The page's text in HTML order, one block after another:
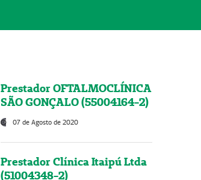
Prestador OFTALMOCLÍNICA
SÃO GONÇALO (55004164-2)
07 de Agosto de 2020
Prestador Clínica Itaipú Ltda
(51004348-2)